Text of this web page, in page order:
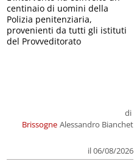
Brissogne
di
Alessandro Bianchet
il 06/08/2026
centinaio di uomini della
Polizia penitenziaria,
provenienti da tutti gli istituti
del Provveditorato